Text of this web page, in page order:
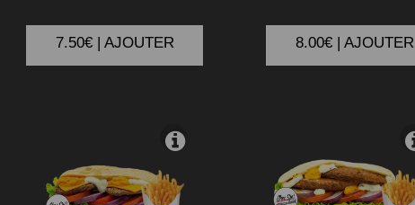
7.50€ | AJOUTER 8.00€ | AJOUTER